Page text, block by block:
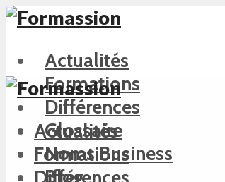
Actualités
Formations
Différences
Glossaire
Noms Business
Blog
Actualités
Formations